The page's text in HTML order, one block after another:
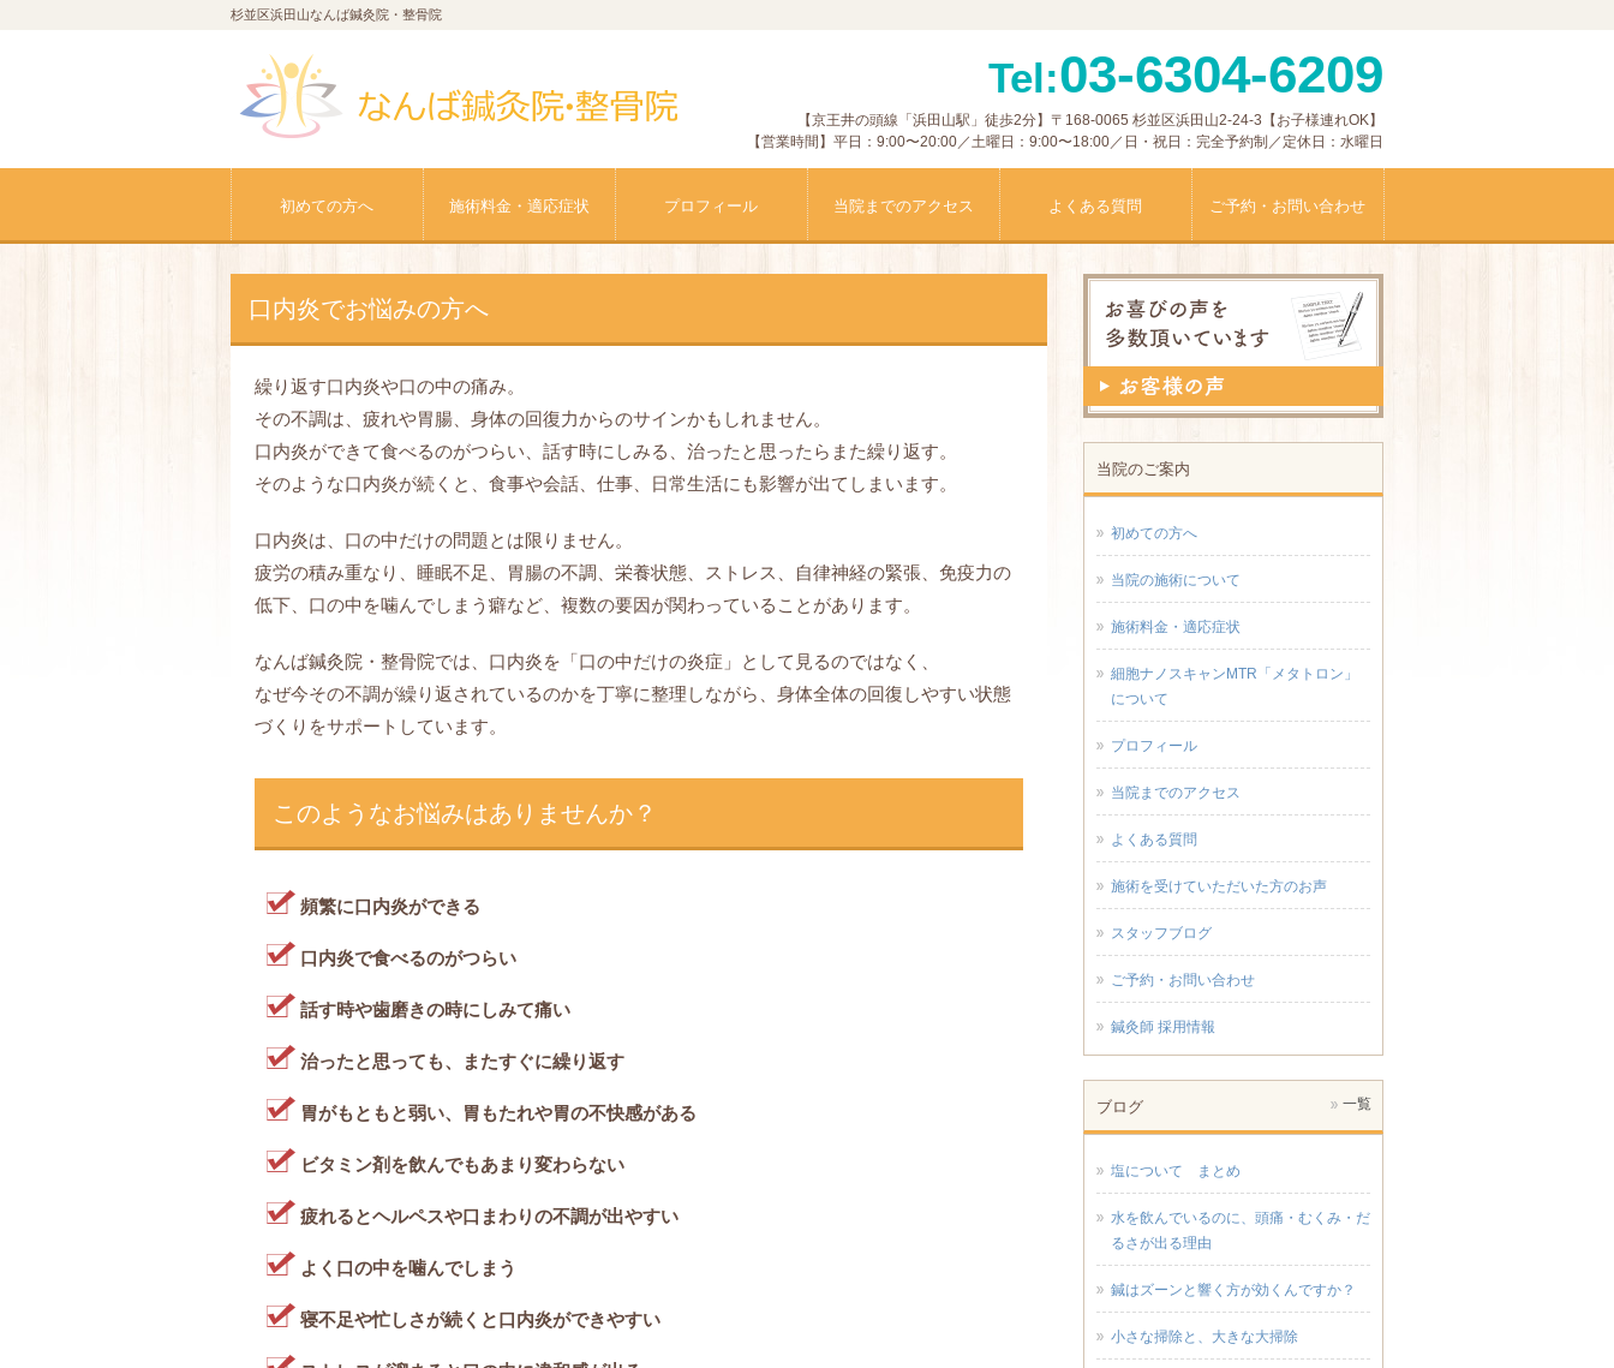
杉並区浜田山なんば鍼灸院・整骨院
Tel:03-6304-6209
【京王井の頭線「浜田山駅」徒歩2分】〒168-0065 杉並区浜田山2-24-3【お子様連れOK】
【営業時間】平日：9:00〜20:00／土曜日：9:00〜18:00／日・祝日：完全予約制／定休日：水曜日
初めての方へ 施術料金・適応症状 プロフィール 当院までのアクセス よくある質問 ご予約・お問い合わせ
口内炎でお悩みの方へ
繰り返す口内炎や口の中の痛み。
その不調は、疲れや胃腸、身体の回復力からのサインかもしれません。
口内炎ができて食べるのがつらい、話す時にしみる、治ったと思ったらまた繰り返す。
そのような口内炎が続くと、食事や会話、仕事、日常生活にも影響が出てしまいます。
口内炎は、口の中だけの問題とは限りません。
疲労の積み重なり、睡眠不足、胃腸の不調、栄養状態、ストレス、自律神経の緊張、免疫力の
低下、口の中を噛んでしまう癖など、複数の要因が関わっていることがあります。
なんば鍼灸院・整骨院では、口内炎を「口の中だけの炎症」として見るのではなく、
なぜ今その不調が繰り返されているのかを丁寧に整理しながら、身体全体の回復しやすい状態
づくりをサポートしています。
このようなお悩みはありませんか？
頻繁に口内炎ができる
口内炎で食べるのがつらい
話す時や歯磨きの時にしみて痛い
治ったと思っても、またすぐに繰り返す
胃がもともと弱い、胃もたれや胃の不快感がある
ビタミン剤を飲んでもあまり変わらない
疲れるとヘルペスや口まわりの不調が出やすい
よく口の中を噛んでしまう
寝不足や忙しさが続くと口内炎ができやすい
当院のご案内
初めての方へ
当院の施術について
施術料金・適応症状
細胞ナノスキャンMTR「メタトロン」
について
プロフィール
当院までのアクセス
よくある質問
施術を受けていただいた方のお声
スタッフブログ
ご予約・お問い合わせ
鍼灸師 採用情報
ブログ 一覧
塩について まとめ
水を飲んでいるのに、頭痛・むくみ・だ
るさが出る理由
鍼はズーンと響く方が効くんですか？
小さな掃除と、大きな大掃除